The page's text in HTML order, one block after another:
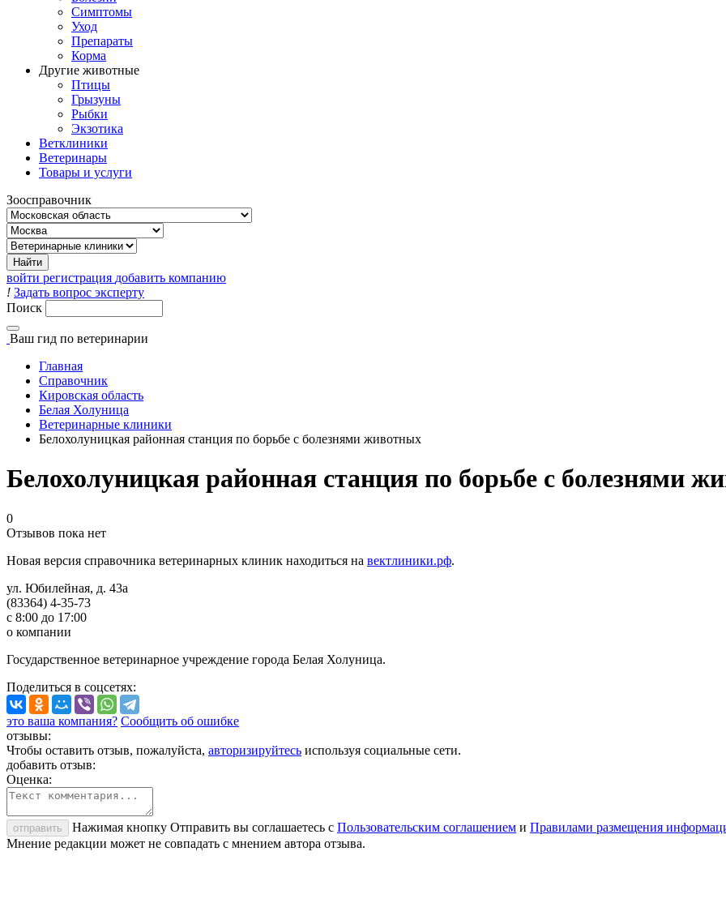
Симптомы
Уход
Препараты
Корма
Другие животные
Птицы
Грызуны
Рыбки
Экзотика
Ветклиники
Ветеринары
Товары и услуги
Зоосправочник
войти регистрация добавить компанию
! Задать вопрос эксперту
Поиск
Ваш гид по ветеринарии
Главная
Справочник
Кировская область
Белая Холуница
Ветеринарные клиники
Белохолуницкая районная станция по борьбе с болезнями животных
Белохолуницкая районная станция по борьбе с болезнями
0
Отзывов пока нет
Новая версия справочника ветеринарных клиник находиться на вектлиники.рф.
ул. Юбилейная, д. 43а
(83364) 4-35-73
с 8:00 до 17:00
о компании
Государственное ветеринарное учреждение города Белая Холуница.
Поделиться в соцсетях:
это ваша компания? Сообщить об ошибке
отзывы:
Чтобы оставить отзыв, пожалуйста, авторизируйтесь используя социальные сети.
добавить отзыв:
Оценка:
отправить Нажимая кнопку Отправить вы соглашаетесь с Пользовательским соглашением и Правилами размещения
Мнение редакции может не совпадать с мнением автора отзыва.